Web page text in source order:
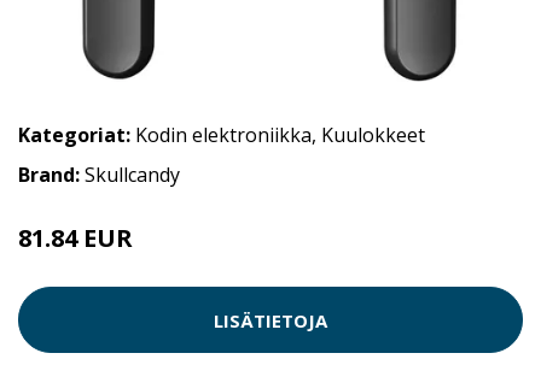
Kategoriat: Kodin elektroniikka, Kuulokkeet
Brand:Skullcandy
81.84 EUR
LISÄTIETOJA